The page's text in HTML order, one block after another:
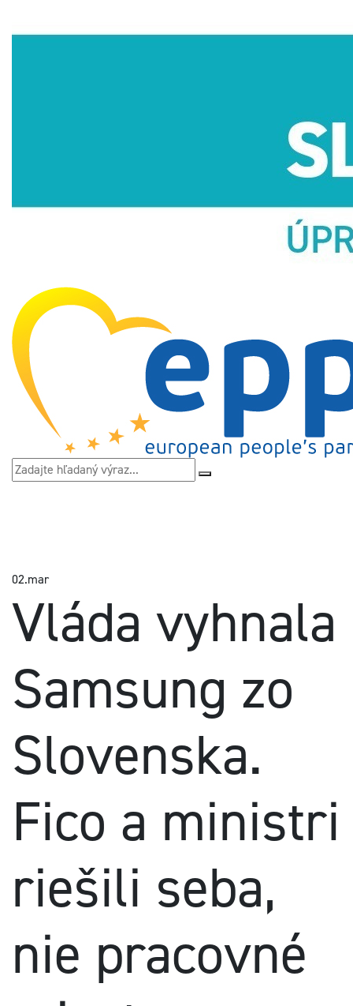
02.mar
Vláda vyhnala
Samsung zo
Slovenska.
Fico a ministri
riešili seba,
nie pracovné